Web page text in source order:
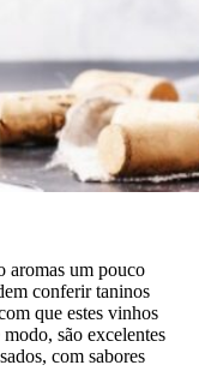
aromas um pouco
conferir taninos
que estes vinhos
são excelentes
com sabores